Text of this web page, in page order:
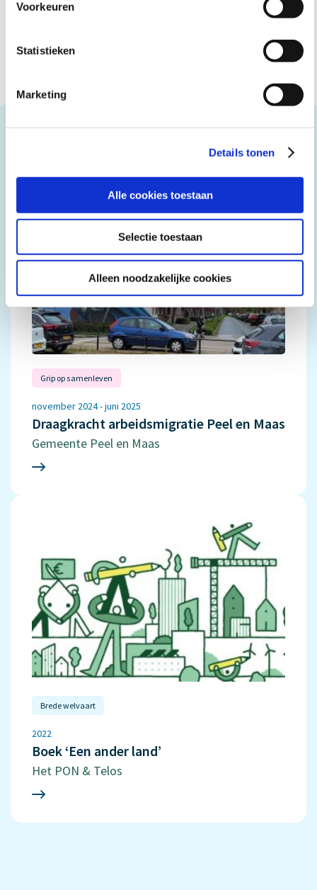
Voorkeuren
Statistieken
Marketing
Details tonen
Alle cookies toestaan
Selectie toestaan
Alleen noodzakelijke cookies
Ook interessant
Grip op samenleven
november 2024 - juni 2025
Draagkracht arbeidsmigratie Peel en Maas
Gemeente Peel en Maas
Brede welvaart
2022
Boek ‘Een ander land’
Het PON & Telos